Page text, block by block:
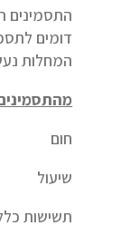
התסמינים
דומים
המחלות
חום
שיעול
תשישות